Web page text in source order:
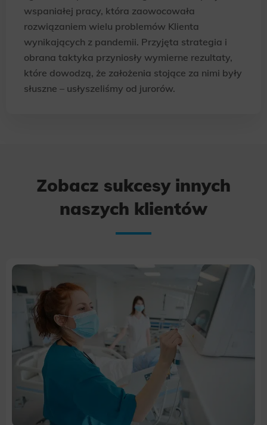
wspaniałej pracy, która zaowocowała
rozwiązaniem wielu problemów Klienta
wynikających z pandemii. Przyjęta strategia i
obrana taktyka przyniosły wymierne rezultaty,
które dowodzą, że założenia stojące za nimi były
słuszne – usłyszeliśmy od jurorów.
Zobacz sukcesy innych
naszych klientów